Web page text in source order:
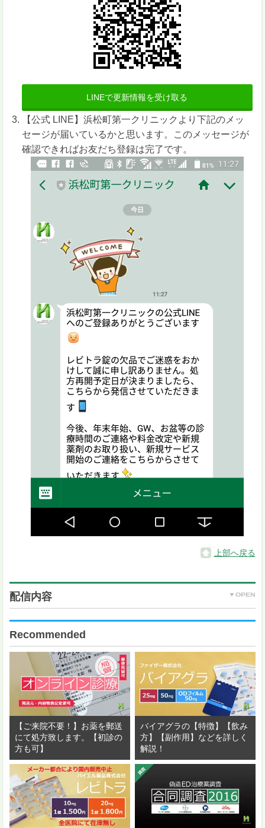
LINEで更新情報を受け取る
【公式 LINE】浜松町第一クリニックより下記のメッ
セージが届いているかと思います。このメッセージが
確認できればお友だち登録は完了です。
上部へ戻る
配信内容
Recommended
【ご来院不要！】お薬を郵送
にて処方致します。【初診の
方も可】
バイアグラの【特徴】【飲み
方】【副作用】などを詳しく
解説！